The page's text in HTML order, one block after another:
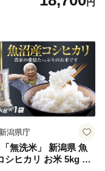
年産 高レビュー｜人気
潟県庁
無洗米」 新潟県 魚
シヒカリ お米 5kg こ